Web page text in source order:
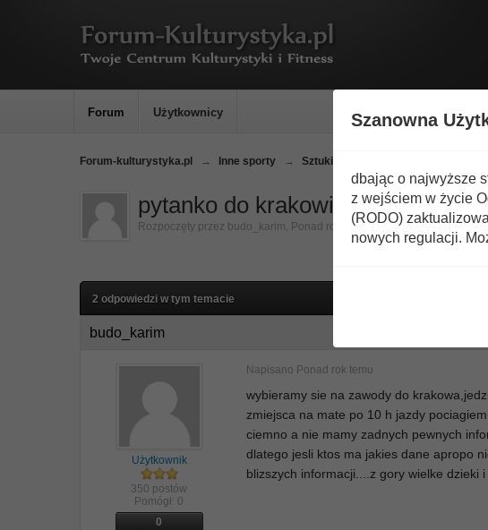
Forum Użytkownicy
Forum-kulturystyka.pl → Inne sporty → Sztuki walki
pytanko do krakowiakow i nie
Rozpoczęty przez budo_karim, Ponad rok temu
2 odpowiedzi w tym temacie
budo_karim
Użytkownik
350 postów
Pomógł: 0
0
Napisano Ponad rok temu
wybieramy sie na zawody do
zmiejsca na mate po 10 h jazdy
ciemno a nie mamy zadnych pewnych
dlatego jesli ktos ma jakies dane apropo
blizszych informacji....z gory wielke dzieki i
Szanowna
dbając o najwyższe
z wejściem w życie
(RODO)
nowych regulacji.